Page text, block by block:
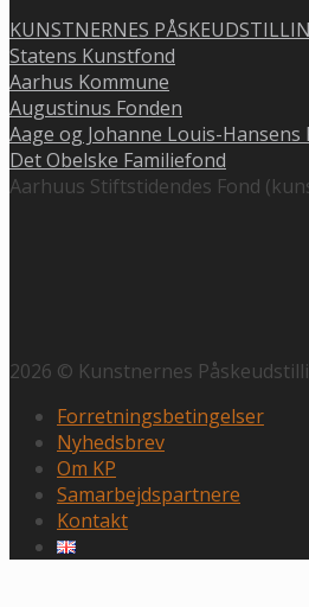
KUNSTNERNES
Statens Kunstfond
Aarhus Kommune
Augustinus Fonden
Aage og Johanne Louis-Hansens
Det Obelske Familiefond
Aarhuus Stiftstidendes Fond
2026 © Kunstnernes
Forretningsbetingelser
Nyhedsbrev
Om KP
Samarbejdspartnere
Kontakt